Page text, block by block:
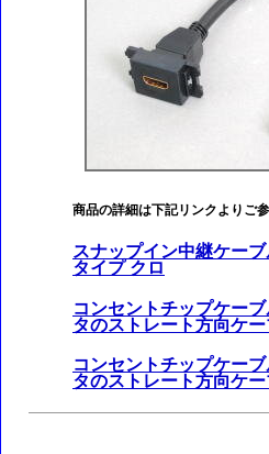
商品の詳細は下記リンクよりご
スナップイン中継ケー
タイプ クロ
コンセントチップケー
タのストレート方向ケ
コンセントチップケー
タのストレート方向ケ